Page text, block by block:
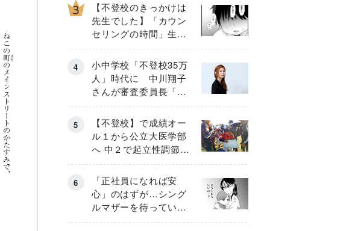
【不登校のきっかけは
先生でした】「カウン
セリングの時間」生徒
の情報をバラしたの
は…《第２話》
小中学校「不登校35万
人」時代に 中川翔子
さんが審査委員長「不
登校生動画甲子園
2026」が開催
【不登校】で成績オー
ル１から公立大医学部
へ 中２で起立性調節障
害「治るまで３年」の
診断 そのとき母は
「正社員になれば安
心」のはずが…シング
ルマザーを待ってい
た“魔の２年間”【前編】